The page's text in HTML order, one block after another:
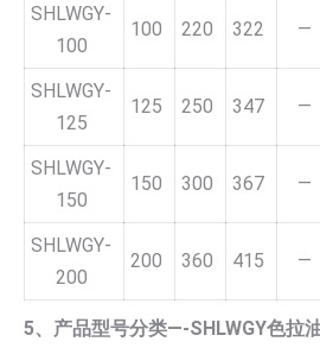
SHLWGY-
100
100 220 322 —
SHLWGY-
125
125 250 347 —
SHLWGY-
150
150 300 367 —
SHLWGY-
200
200 360 415 —
5、产品型号分类—-SHLWGY色拉